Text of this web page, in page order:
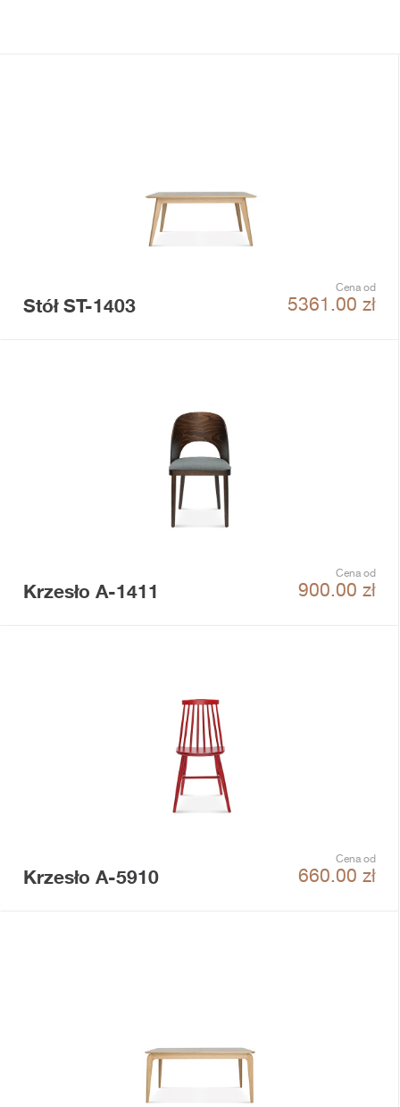
Stół ST-1403
Cena od
5361.00 zł
Krzesło A-1411
Cena od
900.00 zł
Krzesło A-5910
Cena od
660.00 zł